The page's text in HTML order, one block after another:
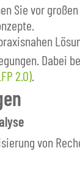
Sie vor
Dabei
2.0).
von